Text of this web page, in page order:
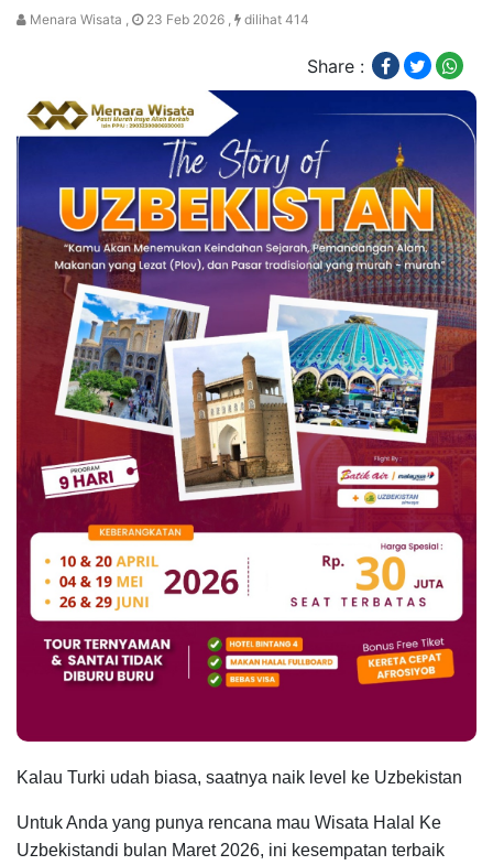
Menara Wisata , 23 Feb 2026 , dilihat 414
Share :
Kalau Turki udah biasa, saatnya naik level ke Uzbekistan
Untuk Anda yang punya rencana mau Wisata Halal Ke
Uzbekistandi bulan Maret 2026, ini kesempatan terbaik